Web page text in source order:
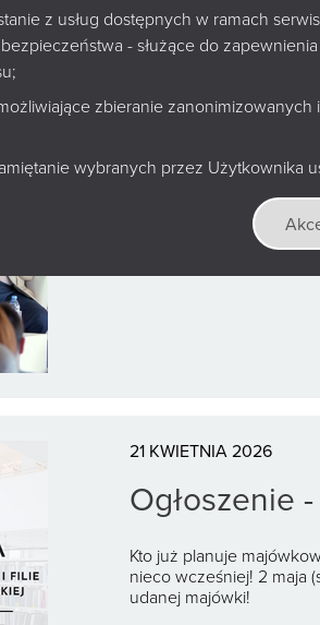
z usług dostępnych w ramach
- służące do
zbieranie
wybranych przez Użytkownika
22 KWIETNIA 2026
Rozmowa z
Andrzej Sapkowski vs
21 KWIETNIA 2026
Ogłoszenie
Kto już planuje
nieco wcześniej! 2 maja
udanej majówki!